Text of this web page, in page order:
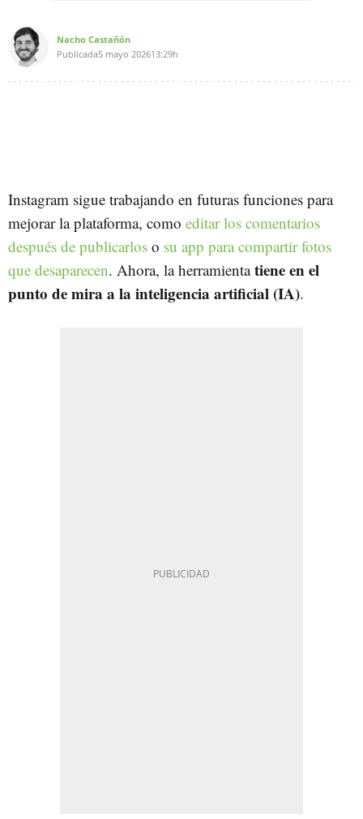
Nacho Castañón
Publicada5 mayo 202613:29h
Instagram sigue trabajando en futuras funciones para
mejorar la plataforma, como editar los comentarios
después de publicarlos o su app para compartir fotos
que desaparecen. Ahora, la herramientatiene en el
punto de mira a la inteligencia artificial (IA).